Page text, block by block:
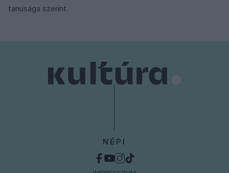
tanúsága szerint.
NÉPI